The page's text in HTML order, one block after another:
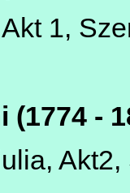
1,
(1774 -